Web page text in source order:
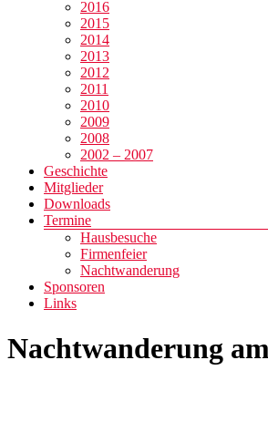
2016
2015
2014
2013
2012
2011
2010
2009
2008
2002 – 2007
Geschichte
Mitglieder
Downloads
Termine
Hausbesuche
Firmenfeier
Nachtwanderung
Sponsoren
Links
Nachtwanderung